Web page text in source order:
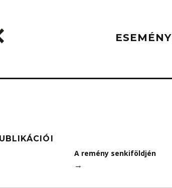
ESEMÉNY
A remény senkiföldjén
→